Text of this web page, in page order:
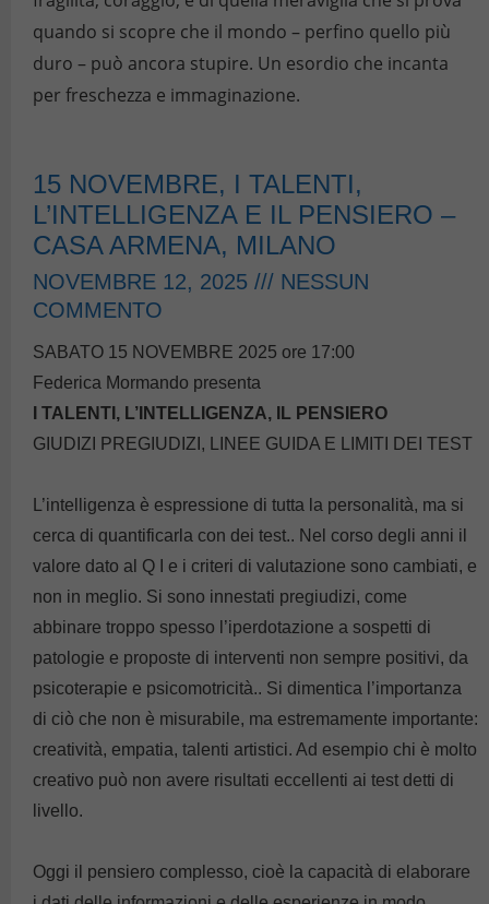
quando si scopre che il mondo – perfino quello più
duro – può ancora stupire. Un esordio che incanta
per freschezza e immaginazione.
15 NOVEMBRE, I TALENTI,
L’INTELLIGENZA E IL PENSIERO –
CASA ARMENA, MILANO
NOVEMBRE 12, 2025
NESSUN
COMMENTO
SABATO 15 NOVEMBRE 2025 ore 17:00
Federica Mormando presenta
I TALENTI, L’INTELLIGENZA, IL PENSIERO
GIUDIZI PREGIUDIZI, LINEE GUIDA E LIMITI DEI TEST
L’intelligenza è espressione di tutta la personalità, ma si
cerca di quantificarla con dei test.. Nel corso degli anni il
valore dato al Q I e i criteri di valutazione sono cambiati, e
non in meglio. Si sono innestati pregiudizi, come
abbinare troppo spesso l’iperdotazione a sospetti di
patologie e proposte di interventi non sempre positivi, da
psicoterapie e psicomotricità.. Si dimentica l’importanza
di ciò che non è misurabile, ma estremamente importante:
creatività, empatia, talenti artistici. Ad esempio chi è molto
creativo può non avere risultati eccellenti ai test detti di
livello.
Oggi il pensiero complesso, cioè la capacità di elaborare